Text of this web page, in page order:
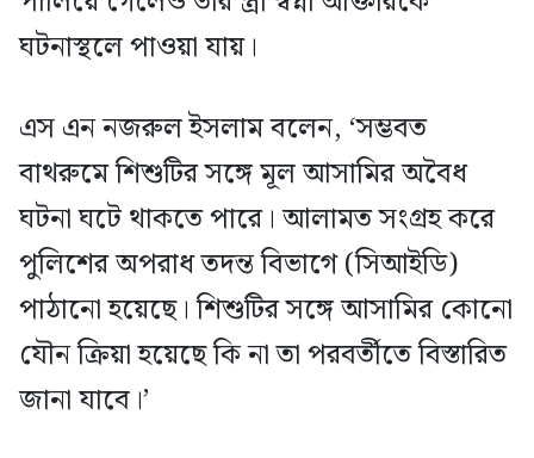
ঘটনাস্থলে পাওয়া যায়।
এস এন নজরুল ইসলাম বলেন, ‘সম্ভবত
বাথরুমে শিশুটির সঙ্গে মূল আসামির অবৈধ
ঘটনা ঘটে থাকতে পারে। আলামত সংগ্রহ করে
পুলিশের অপরাধ তদন্ত বিভাগে (সিআইডি)
পাঠানো হয়েছে। শিশুটির সঙ্গে আসামির কোনো
যৌন ক্রিয়া হয়েছে কি না তা পরবর্তীতে বিস্তারিত
জানা যাবে।’